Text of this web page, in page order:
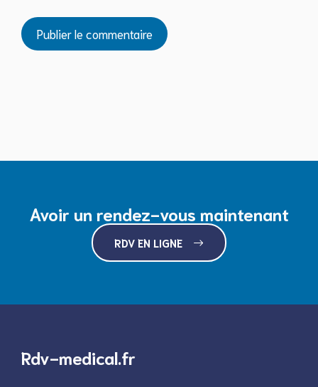
Avoir un rendez-vous maintenant
RDV EN LIGNE
Rdv-medical.fr